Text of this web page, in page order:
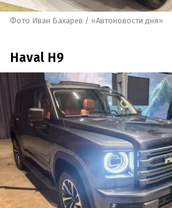
Фото Иван Бахарев / «Автоновости дня»
Haval H9